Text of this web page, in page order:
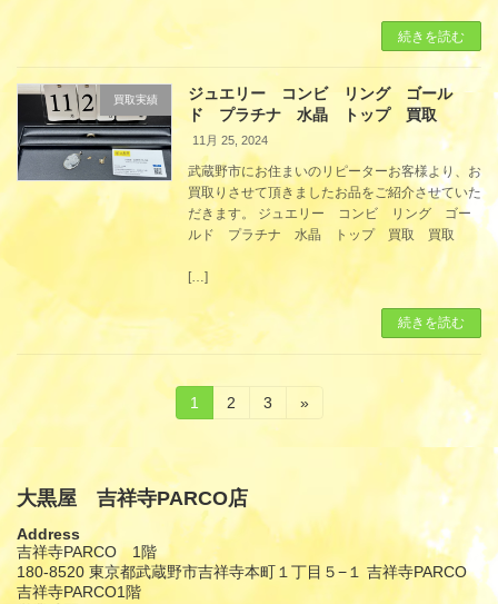
続きを読む
買取実績
ジュエリー コンビ リング ゴール
ド プラチナ 水晶 トップ 買取
11月 25, 2024
武蔵野市にお住まいのリピーターお客様より、お
買取りさせて頂きましたお品をご紹介させていた
だきます。 ジュエリー コンビ リング ゴー
ルド プラチナ 水晶 トップ 買取 買取
[…]
続きを読む
ペ
ー
ジ
固
定
1
固
2
固
3 »
大黒屋 吉祥寺PARCO店
Address
吉祥寺PARCO 1階
180-8520 東京都武蔵野市吉祥寺本町１丁目５−１ 吉祥寺PARCO
吉祥寺PARCO1階